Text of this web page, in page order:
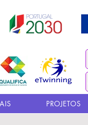
PROJETOS